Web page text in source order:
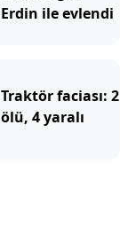
Erdin ile evlendi
Traktör faciası: 2
ölü, 4 yaralı